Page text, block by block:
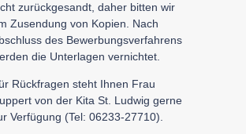
zurückgesandt, daher bitten wir
Zusendung von Kopien. Nach
des Bewerbungsverfahrens
die Unterlagen vernichtet.
Rückfragen steht Ihnen Frau
von der Kita St. Ludwig gerne
Verfügung (Tel: 06233-27710).